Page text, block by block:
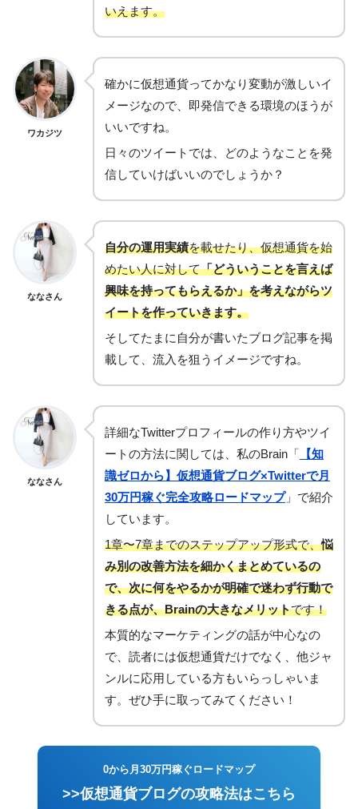
いえます。
ワカジツ
確かに仮想通貨ってかなり変動が激しいイ
メージなので、即発信できる環境のほうが
いいですね。
日々のツイートでは、どのようなことを発
信していけばいいのでしょうか？
ななさん
自分の運用実績を載せたり、仮想通貨を始
めたい人に対して「どういうことを言えば
興味を持ってもらえるか」を考えながらツ
イートを作っていきます。
そしてたまに自分が書いたブログ記事を掲
載して、流入を狙うイメージですね。
ななさん
詳細なTwitterプロフィールの作り方やツイ
ートの方法に関しては、私のBrain「 【知
識ゼロから】仮想通貨ブログ×Twitterで月
30万円稼ぐ完全攻略ロードマップ」で紹介
しています。
1章〜7章までのステップアップ形式で、悩
み別の改善方法を細かくまとめているの
で、次に何をやるかが明確で迷わず行動で
きる点が、Brainの大きなメリットです！
本質的なマーケティングの話が中心なの
で、読者には仮想通貨だけでなく、他ジャ
ンルに応用している方もいらっしゃいま
す。ぜひ手に取ってみてください！
0から月30万円稼ぐロードマップ
>>仮想通貨ブログの攻略法はこちら